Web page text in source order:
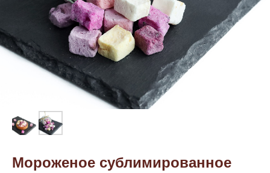
Мороженое сублимированное